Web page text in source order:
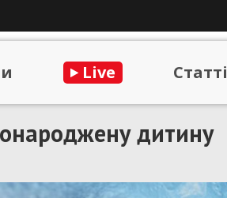
Live Статтi
дитину